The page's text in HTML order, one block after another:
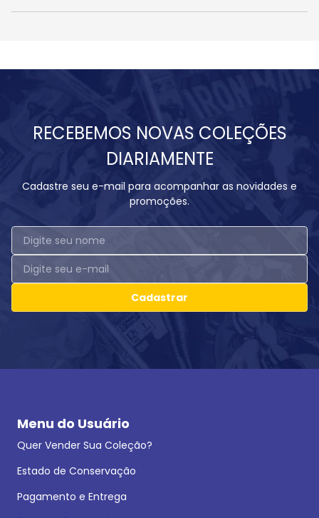
RECEBEMOS NOVAS COLEÇÕES
DIARIAMENTE
Cadastre seu e-mail para acompanhar as novidades e
promoções.
Cadastrar
Menu do Usuário
Quer Vender Sua Coleção?
Estado de Conservação
Pagamento e Entrega